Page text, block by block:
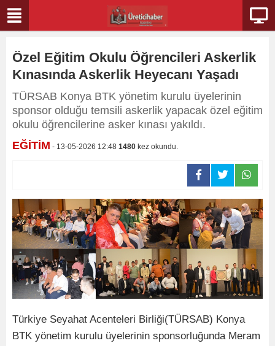
Özel Eğitim Okulu Öğrencileri Askerlik
Kınasında Askerlik Heyecanı Yaşadı
TÜRSAB Konya BTK yönetim kurulu üyelerinin
sponsor olduğu temsili askerlik yapacak özel eğitim
okulu öğrencilerine asker kınası yakıldı.
EĞİTİM - 13-05-2026 12:48 1480 kez okundu.
Türkiye Seyahat Acenteleri Birliği(TÜRSAB) Konya
BTK yönetim kurulu üyelerinin sponsorluğunda Meram